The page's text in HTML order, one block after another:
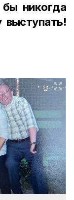
никогда
выступать!